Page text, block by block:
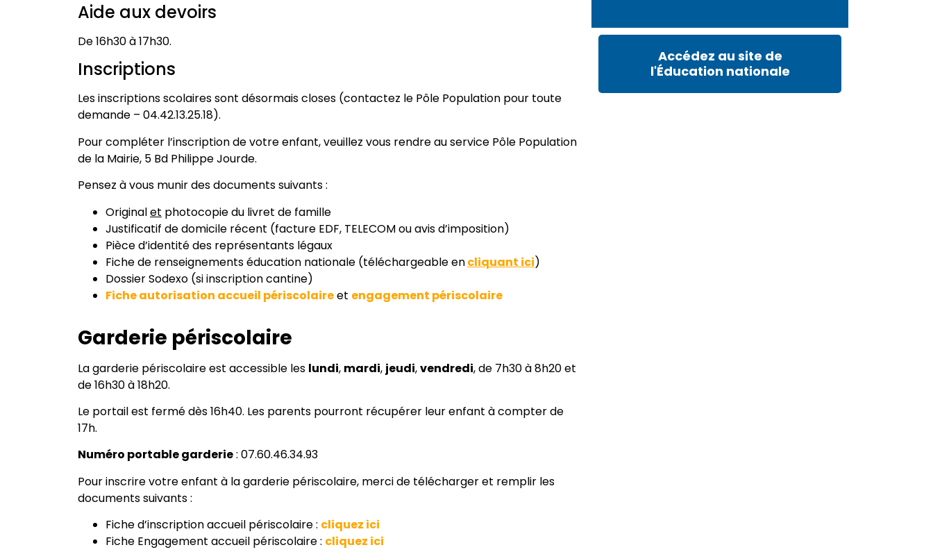
Aide aux devoirs
De 16h30 à 17h30.
Inscriptions
Les inscriptions scolaires sont désormais closes (contactez le Pôle Population pour toute
demande – 04.42.13.25.18).
Pour compléter l’inscription de votre enfant, veuillez vous rendre au service Pôle Population
de la Mairie, 5 Bd Philippe Jourde.
Pensez à vous munir des documents suivants :
Originalet photocopie du livret de famille
Justificatif de domicile récent (facture EDF, TELECOM ou avis d’imposition)
Pièce d’identité des représentants légaux
Fiche de renseignements éducation nationale (téléchargeable encliquant ici)
Dossier Sodexo (si inscription cantine)
Fiche autorisation accueil périscolaireet engagement périscolaire
Garderie périscolaire
La garderie périscolaire est accessible les lundi, mardi, jeudi,vendredi, de 7h30 à 8h20 et
de 16h30 à 18h20.
Le portail est fermé dès 16h40. Les parents pourront récupérer leur enfant à compter de
17h.
Numéro portable garderie: 07.60.46.34.93
Pour inscrire votre enfant à la garderie périscolaire, merci de télécharger et remplir les
documents suivants :
Fiche d’inscription accueil périscolaire : cliquez ici
Fiche Engagement accueil périscolaire : cliquez ici
Accédez au site de
l'Éducation nationale